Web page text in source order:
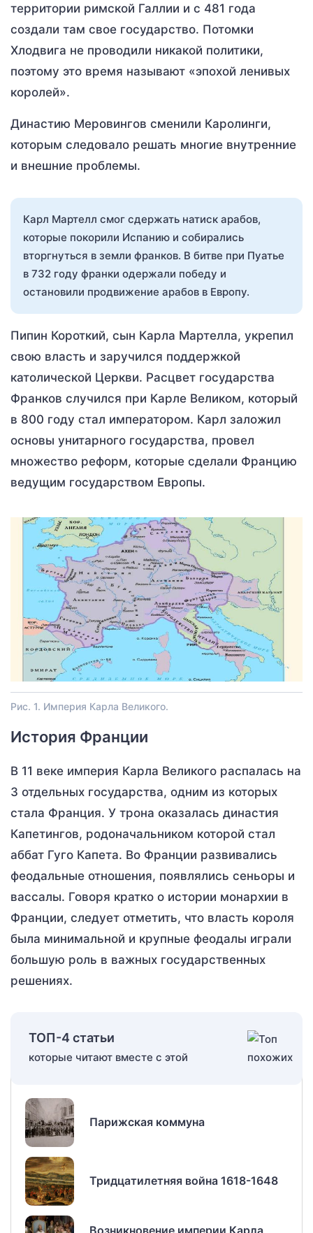
территории римской Галлии и с 481 года
создали там свое государство. Потомки
Хлодвига не проводили никакой политики,
поэтому это время называют «эпохой ленивых
королей».
Династию Меровингов сменили Каролинги,
которым следовало решать многие внутренние
и внешние проблемы.
Карл Мартелл смог сдержать натиск арабов,
которые покорили Испанию и собирались
вторгнуться в земли франков. В битве при Пуатье
в 732 году франки одержали победу и
остановили продвижение арабов в Европу.
Пипин Короткий, сын Карла Мартелла, укрепил
свою власть и заручился поддержкой
католической Церкви. Расцвет государства
Франков случился при Карле Великом, который
в 800 году стал императором. Карл заложил
основы унитарного государства, провел
множество реформ, которые сделали Францию
ведущим государством Европы.
Рис. 1. Империя Карла Великого.
История Франции
В 11 веке империя Карла Великого распалась на
3 отдельных государства, одним из которых
стала Франция. У трона оказалась династия
Капетингов, родоначальником которой стал
аббат Гуго Капета. Во Франции развивались
феодальные отношения, появлялись сеньоры и
вассалы. Говоря кратко о истории монархии в
Франции, следует отметить, что власть короля
была минимальной и крупные феодалы играли
большую роль в важных государственных
решениях.
ТОП-4 статьи
которые читают вместе с этой
Парижская коммуна
Тридцатилетняя война 1618-1648